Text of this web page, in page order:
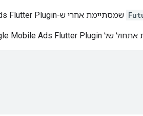
שמסתיימת אחרי ש-Flutter Plugin
אתחול של Mobile Ads Flutter Plugin